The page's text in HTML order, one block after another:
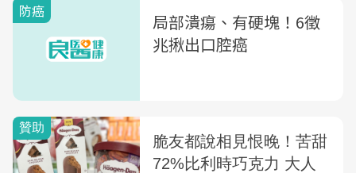
防癌
局部潰瘍、有硬塊！6徵
兆揪出口腔癌